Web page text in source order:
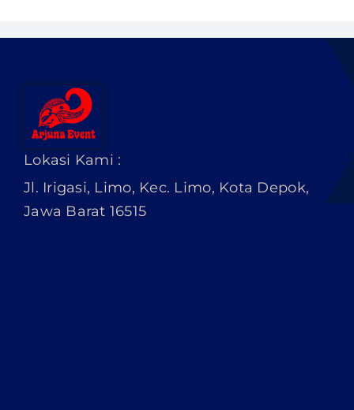
Lokasi Kami :
Jl. Irigasi, Limo, Kec. Limo, Kota Depok,
Jawa Barat 16515